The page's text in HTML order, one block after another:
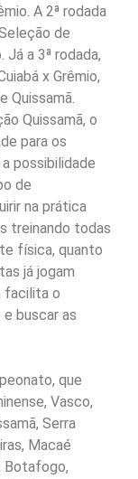
A 2ª rodada
de
Já a 3ª rodada,
x Grêmio,
Quissamã.
Quissamã, o
para os
possibilidade
de
na prática
treinando todas
física, quanto
já jogam
facilita o
buscar as
que
Vasco,
Serra
Macaé
Botafogo,